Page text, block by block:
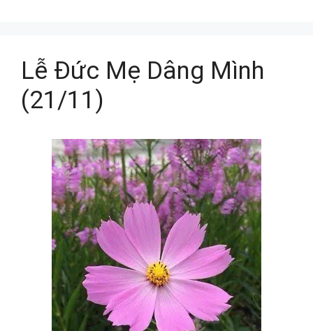
Lễ Đức Mẹ Dâng Mình
(21/11)